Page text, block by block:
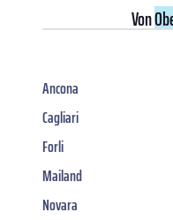
Von
Ancona
Cagliari
Forli
Mailand
Novara